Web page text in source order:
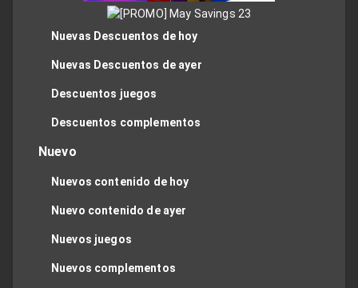
Nuevas Descuentos de hoy
Nuevas Descuentos de ayer
Descuentos juegos
Descuentos complementos
Nuevo
Nuevos contenido de hoy
Nuevo contenido de ayer
Nuevos juegos
Nuevos complementos